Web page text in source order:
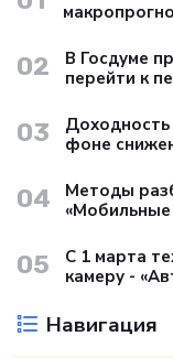
02
В Госдуме
перейти к
03
Доходность
фоне
04
Методы
«Мобильные
05
С 1 марта
камеру -
Навигация